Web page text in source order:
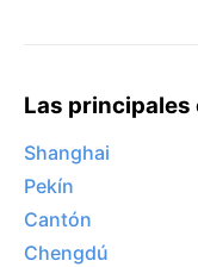
Las principales
Shanghai
Pekín
Cantón
Chengdú